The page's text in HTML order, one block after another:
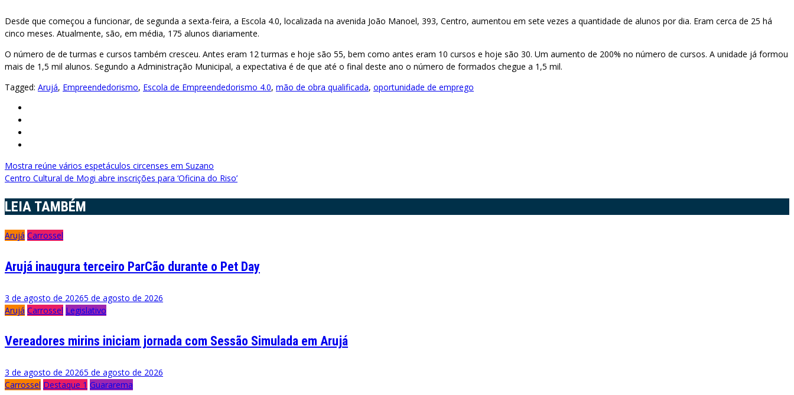
Desde que começou a funcionar, de segunda a sexta-feira, a Escola 4.0, localizada na avenida João Manoel, 393, Centro, aumentou em sete vezes a quantidade de alunos por dia. Eram cerca de 25 há
cinco meses. Atualmente, são, em média, 175 alunos diariamente.
O número de de turmas e cursos também cresceu. Antes eram 12 turmas e hoje são 55, bem como antes eram 10 cursos e hoje são 30. Um aumento de 200% no número de cursos. A unidade já formou
mais de 1,5 mil alunos. Segundo a Administração Municipal, a expectativa é de que até o final deste ano o número de formados chegue a 1,5 mil.
Tagged: Arujá, Empreendedorismo, Escola de Empreendedorismo 4.0, mão de obra qualificada, oportunidade de emprego
Navegação
de
Post
Mostra reúne vários espetáculos circenses em Suzano
Centro Cultural de Mogi abre inscrições para ‘Oficina do Riso’
LEIA TAMBÉM
Arujá Carrossel
Arujá inaugura terceiro ParCão durante o Pet Day
3 de agosto de 20265 de agosto de 2026
Arujá Carrossel Legislativo
Vereadores mirins iniciam jornada com Sessão Simulada em Arujá
3 de agosto de 20265 de agosto de 2026
Carrossel Destaque 1 Guararema